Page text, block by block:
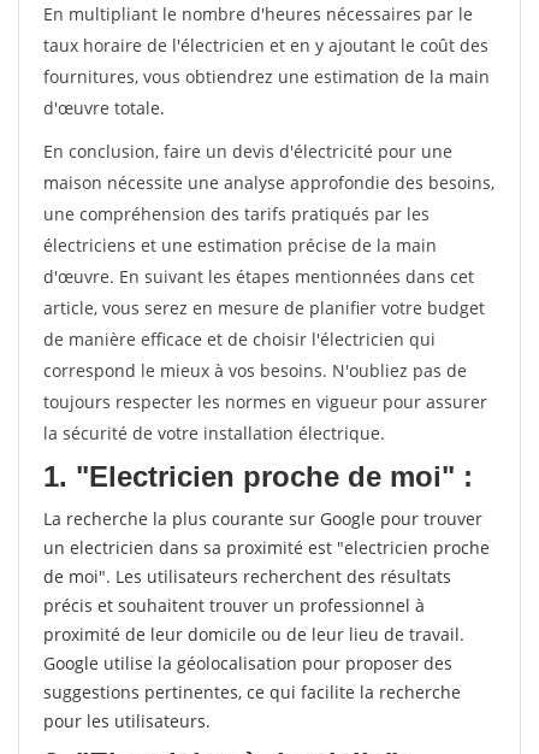
En multipliant le nombre d'heures nécessaires par le
taux horaire de l'électricien et en y ajoutant le coût des
fournitures, vous obtiendrez une estimation de la main
d'œuvre totale.
En conclusion, faire un devis d'électricité pour une
maison nécessite une analyse approfondie des besoins,
une compréhension des tarifs pratiqués par les
électriciens et une estimation précise de la main
d'œuvre. En suivant les étapes mentionnées dans cet
article, vous serez en mesure de planifier votre budget
de manière efficace et de choisir l'électricien qui
correspond le mieux à vos besoins. N'oubliez pas de
toujours respecter les normes en vigueur pour assurer
la sécurité de votre installation électrique.
1. "Electricien proche de moi" :
La recherche la plus courante sur Google pour trouver
un electricien dans sa proximité est "electricien proche
de moi". Les utilisateurs recherchent des résultats
précis et souhaitent trouver un professionnel à
proximité de leur domicile ou de leur lieu de travail.
Google utilise la géolocalisation pour proposer des
suggestions pertinentes, ce qui facilite la recherche
pour les utilisateurs.